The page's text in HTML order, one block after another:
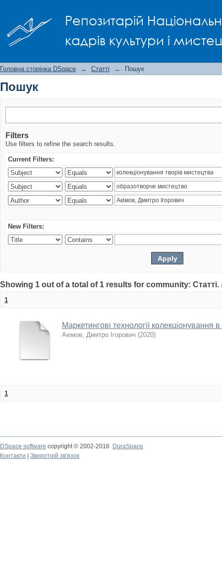
Репозитарій
кадрів культури і
Головна сторінка DSpace → Статті → Пошук
Пошук
Filters
Use filters to refine the search results.
Current Filters:
New Filters:
Showing 1 out of a total of 1 results for community: Статті.
1
Маркетингові технології колекціонування
Акімов, Дмитро Ігорович (2020)
1
DSpace software copyright © 2002-2016
DuraSpace
Контакти
Зворотній зв'язок